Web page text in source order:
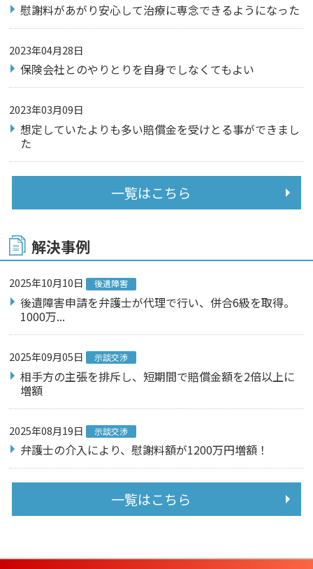
慰謝料があがり安心して治療に専念できるようになった
2023年04月28日
保険会社とのやりとりを自身でしなくてもよい
2023年03月09日
想定していたよりも多い賠償金を受けとる事ができまし
た
一覧はこちら
解決事例
2025年10月10日 後遺障害
後遺障害申請を弁護士が代理で行い、併合6級を取得。
1000万...
2025年09月05日 示談交渉
相手方の主張を排斥し、短期間で賠償金額を2倍以上に
増額
2025年08月19日 示談交渉
弁護士の介入により、慰謝料額が1200万円増額！
一覧はこちら